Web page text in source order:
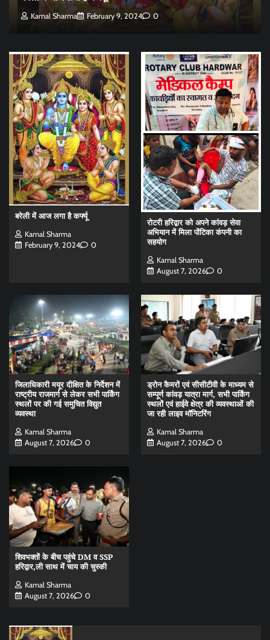
Kamal Sharma February 9, 2024 0
बरेली में आज लगा है कर्फ्यू
Kamal Sharma
February 9, 2024
0
रोटरी हरिद्वार को अपने कांवड़ सेवा
अभियान में मिला पोंटिका कंपनी का
सहयोग
Kamal Sharma
August 7, 2026
0
जिलाधिकारी मयूर दीक्षित के निर्देशन में
राष्ट्रीय राजमार्ग से लेकर सभी पार्किंग
स्थलों पर की गई समुचित विद्युत
व्यवस्था
Kamal Sharma
August 7, 2026
0
ड्रोन कैमरों एवं सीसीटीवी के माध्यम से
सम्पूर्ण कांवड़ यात्रा मार्ग, सभी पार्किंग
स्थलों एवं हाईवे क्षेत्र की व्यवस्थाओं की
जा रही लाइव मॉनिटरिंग
Kamal Sharma
August 7, 2026
0
शिवभक्तों के बीच पहुंचे DM व SSP
हरिद्वार,ली साथ में चाय की चुस्की
Kamal Sharma
August 7, 2026
0